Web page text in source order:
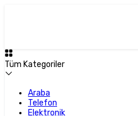
Tüm Kategoriler
Araba
Telefon
Elektronik